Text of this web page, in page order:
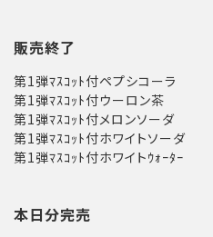
販売終了
第1弾ﾏｽｺｯﾄ付ペプシコーラ
第1弾ﾏｽｺｯﾄ付ウーロン茶
第1弾ﾏｽｺｯﾄ付メロンソーダ
第1弾ﾏｽｺｯﾄ付ホワイトソーダ
第1弾ﾏｽｺｯﾄ付ホワイトｳｫｰﾀｰ
本日分完売